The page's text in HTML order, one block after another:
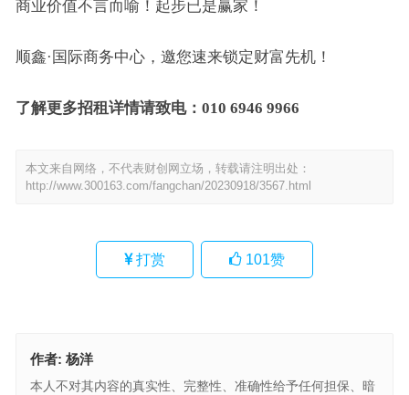
商业价值不言而喻！起步已是赢家！
顺鑫·国际商务中心，邀您速来锁定财富先机！
了解更多招租详情请致电： 010 6946 9966
本文来自网络，不代表财创网立场，转载请注明出处：
http://www.300163.com/fangchan/20230918/3567.html
打赏 101赞
作者: 杨洋
本人不对其内容的真实性、完整性、准确性给予任何担保、暗